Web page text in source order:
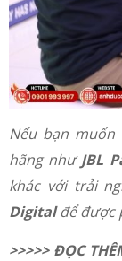
Nếu bạn
hãng nhưJBL
khác với trải
Digitalđể được
>>>>> ĐỌC